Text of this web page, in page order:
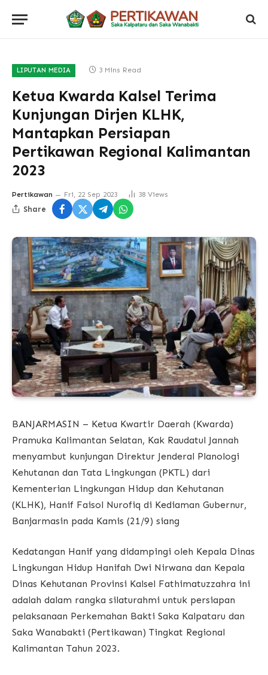
LIPUTAN MEDIA 3 Mins Read
Ketua Kwarda Kalsel Terima
Kunjungan Dirjen KLHK,
Mantapkan Persiapan
Pertikawan Regional Kalimantan
2023
Pertikawan Fri, 22 Sep 2023 38 Views
Share
BANJARMASIN – Ketua Kwartir Daerah (Kwarda)
Pramuka Kalimantan Selatan, Kak Raudatul Jannah
menyambut kunjungan Direktur Jenderal Planologi
Kehutanan dan Tata Lingkungan (PKTL) dari
Kementerian Lingkungan Hidup dan Kehutanan
(KLHK), Hanif Faisol Nurofiq di Kediaman Gubernur,
Banjarmasin pada Kamis (21/9) siang
Kedatangan Hanif yang didampingi oleh Kepala Dinas
Lingkungan Hidup Hanifah Dwi Nirwana dan Kepala
Dinas Kehutanan Provinsi Kalsel Fathimatuzzahra ini
adalah dalam rangka silaturahmi untuk persiapan
pelaksanaan Perkemahan Bakti Saka Kalpataru dan
Saka Wanabakti (Pertikawan) Tingkat Regional
Kalimantan Tahun 2023.